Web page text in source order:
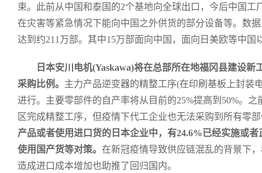
束。此前从中国和泰国的2个基地向全球出口，今后中国工
在灾害等紧急情况下能向中国之外供货的部分设备等。数
达到约211万部。其中15万部面向中国，面向日美欧等中国
日本安川电机(Yaskawa)将在总部所在地福冈县建设
采购比例。 主力产品逆变器的精整工序(在印刷基板上封装
进行。主要零部件的自产率将从目前的25%提高到50%。
区完成精整工序，但疫情下代工企业也无法采购到所有零
产品或者使用进口货的日本企业中，有24.6%已经实施或
使用国产货等对策。 在新冠疫情导致供应链混乱的背景下
造成进口成本增加也助推了回归国内。